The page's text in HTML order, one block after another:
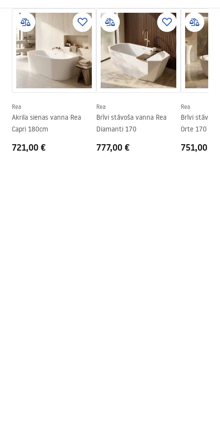
Materiāls
Akrils
Garums
1820
Platums
785mm
Augstums
765 mm
Montāžas puse
Universāls
Aizbāznis un sifons komplektā
Jā
Garantija
Manual
Instrukcja_wanien_przy__ciennych.pdf
Drošības informācija
WARUNKI_BEZPIECZENSTWA_WANNY.pdf
Garantijas noteikumi
Rea
Akrila sienas vanna Rea
Capri 180cm
721,00 €
Rea
Brīvi stāvoša vanna Rea
Diamanti 170
777,00 €
Rea
Brīvi stāvoša
Orte 170
751,00 €